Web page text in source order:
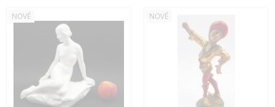
NOVÉ NOVÉ